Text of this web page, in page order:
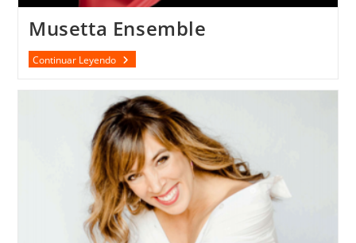
Musetta Ensemble
Continuar LeyendoMusetta
Ensemble